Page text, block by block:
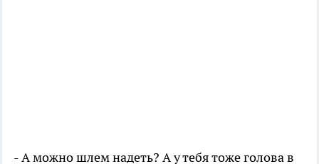
- А можно шлем надеть? А у тебя тоже голова в